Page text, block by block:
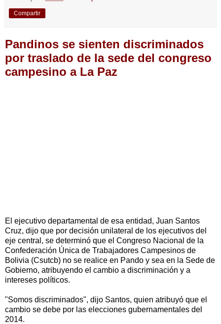
Compartir
Pandinos se sienten discriminados
por traslado de la sede del congreso
campesino a La Paz
El ejecutivo departamental de esa entidad, Juan Santos
Cruz, dijo que por decisión unilateral de los ejecutivos del
eje central, se determinó que el Congreso Nacional de la
Confederación Única de Trabajadores Campesinos de
Bolivia (Csutcb) no se realice en Pando y sea en la Sede de
Gobierno, atribuyendo el cambio a discriminación y a
intereses políticos.
"Somos discriminados", dijo Santos, quien atribuyó que el
cambio se debe por las elecciones gubernamentales del
2014.